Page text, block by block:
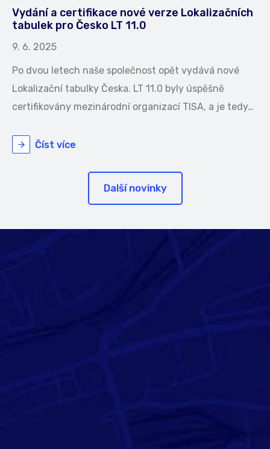
Vydání a certifikace nové verze Lokalizačních
tabulek pro Česko LT 11.0
9. 6. 2025
Po dvou letech naše společnost opět vydává nové
Lokalizační tabulky Česka. LT 11.0 byly úspěšně
certifikovány mezinárodní organizací TISA, a je tedy…
Číst více
Další novinky